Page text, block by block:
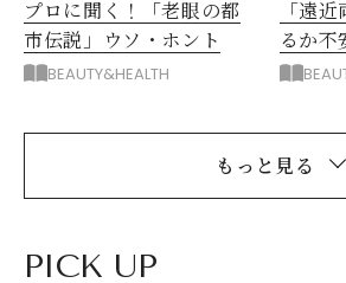
プロに聞く！「老眼の都
市伝説」ウソ・ホント
BEAUTY&HEALTH
「遠
るか不
ての累
もっと見る
PICK UP